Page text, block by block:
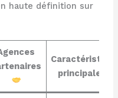
haute définition sur
principale